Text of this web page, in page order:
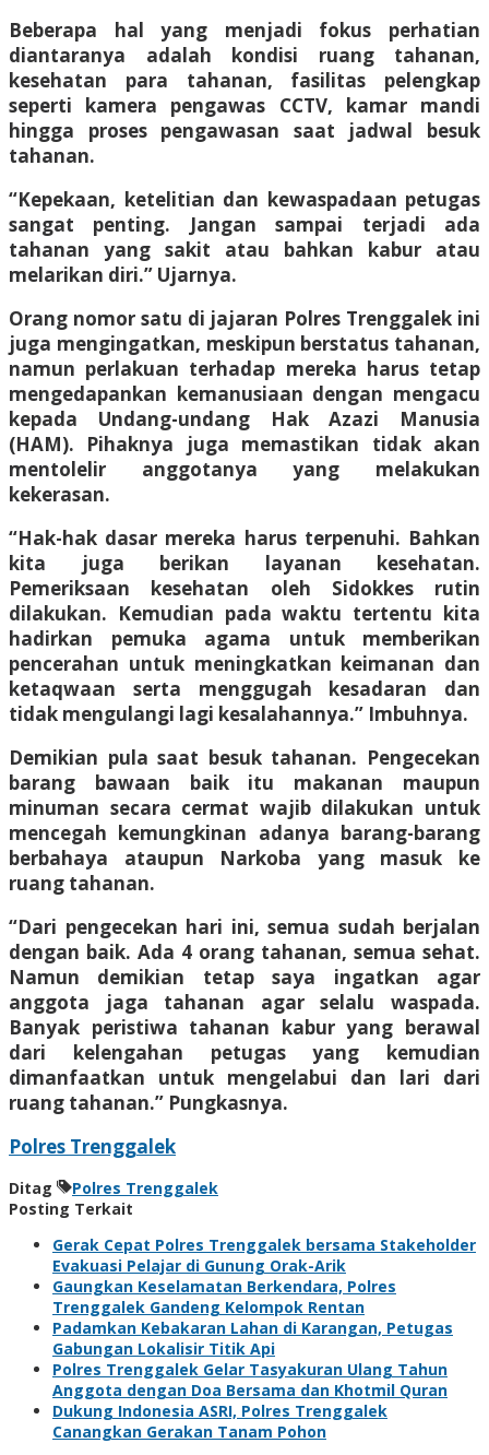
Beberapa hal yang menjadi fokus perhatian
diantaranya adalah kondisi ruang tahanan,
kesehatan para tahanan, fasilitas pelengkap
seperti kamera pengawas CCTV, kamar mandi
hingga proses pengawasan saat jadwal besuk
tahanan.
“Kepekaan, ketelitian dan kewaspadaan petugas
sangat penting. Jangan sampai terjadi ada
tahanan yang sakit atau bahkan kabur atau
melarikan diri.” Ujarnya.
Orang nomor satu di jajaran Polres Trenggalek ini
juga mengingatkan, meskipun berstatus tahanan,
namun perlakuan terhadap mereka harus tetap
mengedapankan kemanusiaan dengan mengacu
kepada Undang-undang Hak Azazi Manusia
(HAM). Pihaknya juga memastikan tidak akan
mentolelir anggotanya yang melakukan
kekerasan.
“Hak-hak dasar mereka harus terpenuhi. Bahkan
kita juga berikan layanan kesehatan.
Pemeriksaan kesehatan oleh Sidokkes rutin
dilakukan. Kemudian pada waktu tertentu kita
hadirkan pemuka agama untuk memberikan
pencerahan untuk meningkatkan keimanan dan
ketaqwaan serta menggugah kesadaran dan
tidak mengulangi lagi kesalahannya.” Imbuhnya.
Demikian pula saat besuk tahanan. Pengecekan
barang bawaan baik itu makanan maupun
minuman secara cermat wajib dilakukan untuk
mencegah kemungkinan adanya barang-barang
berbahaya ataupun Narkoba yang masuk ke
ruang tahanan.
“Dari pengecekan hari ini, semua sudah berjalan
dengan baik. Ada 4 orang tahanan, semua sehat.
Namun demikian tetap saya ingatkan agar
anggota jaga tahanan agar selalu waspada.
Banyak peristiwa tahanan kabur yang berawal
dari kelengahan petugas yang kemudian
dimanfaatkan untuk mengelabui dan lari dari
ruang tahanan.” Pungkasnya.
Polres Trenggalek
Ditag
Polres Trenggalek
Posting Terkait
Gerak Cepat Polres Trenggalek bersama Stakeholder
Evakuasi Pelajar di Gunung Orak-Arik
Gaungkan Keselamatan Berkendara, Polres
Trenggalek Gandeng Kelompok Rentan
Padamkan Kebakaran Lahan di Karangan, Petugas
Gabungan Lokalisir Titik Api
Polres Trenggalek Gelar Tasyakuran Ulang Tahun
Anggota dengan Doa Bersama dan Khotmil Quran
Dukung Indonesia ASRI, Polres Trenggalek
Canangkan Gerakan Tanam Pohon